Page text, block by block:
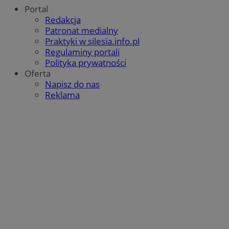
Portal
Redakcja
Patronat medialny
Praktyki w silesia.info.pl
Regulaminy portali
Polityka prywatności
Oferta
Napisz do nas
Reklama
euds